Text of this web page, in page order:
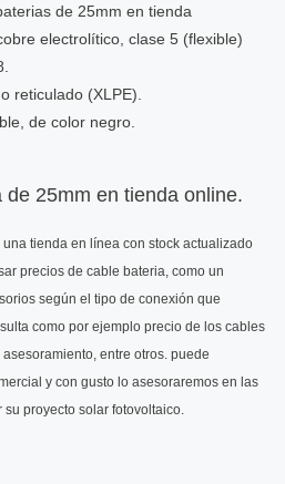
de 25mm en tienda
electrolítico, clase 5 (flexible)
reticulado (XLPE).
de color negro.
25mm en tienda online.
tienda en línea con stock actualizado
precios de cable bateria, como un
según el tipo de conexión que
como por ejemplo precio de los cables
entre otros. puede
y con gusto lo asesoraremos en las
proyecto solar fotovoltaico.